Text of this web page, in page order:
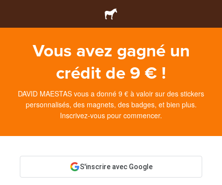
Vous avez gagné un
crédit de 9 € !
DAVID MAESTAS vous a donné 9 € à valoir sur des stickers
personnalisés, des magnets, des badges, et bien plus.
Inscrivez-vous pour commencer.
S'inscrire avec Google